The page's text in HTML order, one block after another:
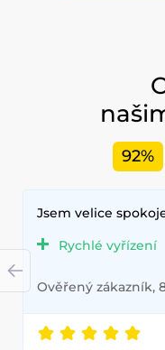
92%
Jsem velice
Rychlé vyřízení
Ověřený zákazník,